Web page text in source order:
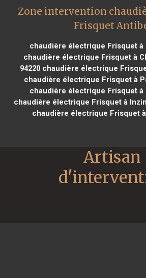
Zone intervention
Frisquet
chaudière électrique Frisquet à
chaudière électrique Frisquet à
94220 chaudière électrique
chaudière électrique Frisquet à
chaudière électrique Frisquet à
chaudière électrique Frisquet à
chaudière électrique Frisquet
Artisan